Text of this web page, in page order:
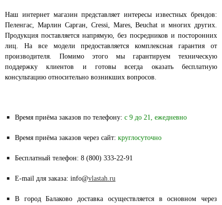
Наш интернет магазин представляет интересы известных брендов:
Пеленгас, Марлин Сарган, Cressi, Mares, Beuchat и многих других.
Продукция поставляется напрямую, без посредников и посторонних
лиц. На все модели предоставляется комплексная гарантия от
производителя. Помимо этого мы гарантируем техническую
поддержку клиентов и готовы всегда оказать бесплатную
консультацию относительно возникших вопросов.
Время приёма заказов по телефону: с 9 до 21, ежедневно
Время приёма заказов через сайт: круглосуточно
Бесплатный телефон: 8 (800) 333-22-91
E-mail для заказа: info@vlastah.ru
В город Балаково доставка осуществляется в основном через